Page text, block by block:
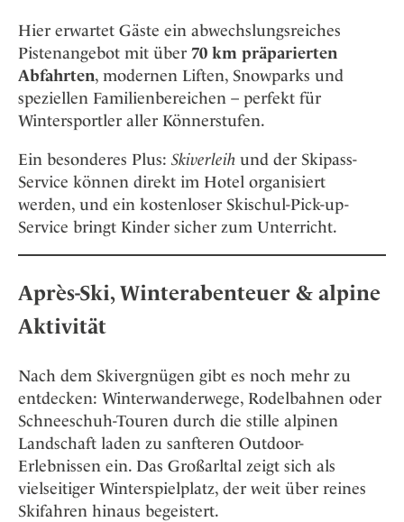
Hier erwartet Gäste ein abwechslungsreiches
Pistenangebot mit über 70 km präparierten
Abfahrten, modernen Liften, Snowparks und
speziellen Familienbereichen – perfekt für
Wintersportler aller Könnerstufen.
Ein besonderes Plus: Skiverleih und der Skipass-
Service können direkt im Hotel organisiert
werden, und ein kostenloser Skischul-Pick-up-
Service bringt Kinder sicher zum Unterricht.
Après-Ski, Winterabenteuer & alpine
Aktivität
Nach dem Skivergnügen gibt es noch mehr zu
entdecken: Winterwanderwege, Rodelbahnen oder
Schneeschuh-Touren durch die stille alpinen
Landschaft laden zu sanfteren Outdoor-
Erlebnissen ein. Das Großarltal zeigt sich als
vielseitiger Winterspielplatz, der weit über reines
Skifahren hinaus begeistert.